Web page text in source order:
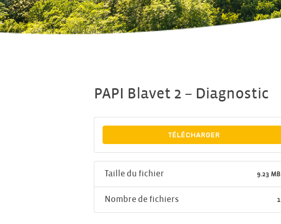
PAPI Blavet 2 – Diagnostic
TÉLÉCHARGER
Taille du fichier 9.23 MB
Nombre de fichiers 1